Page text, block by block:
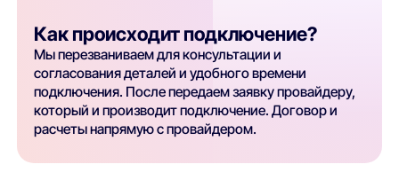
Как происходит подключение?
Мы перезваниваем для консультации и
согласования деталей и удобного времени
подключения. После передаем заявку провайдеру,
который и производит подключение. Договор и
расчеты напрямую с провайдером.